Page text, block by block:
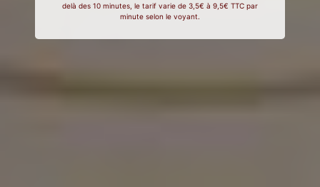
delà des 10 minutes, le tarif varie de 3,5€ à 9,5€ TTC par
minute selon le voyant.